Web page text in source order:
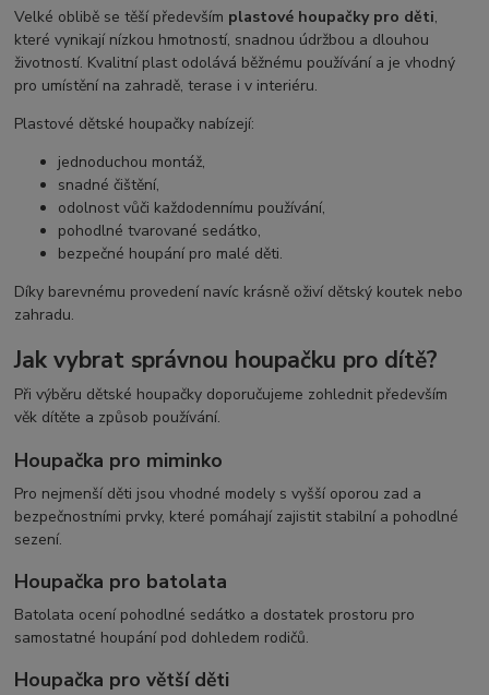
Velké oblibě se těší především plastové houpačky pro děti,
které vynikají nízkou hmotností, snadnou údržbou a dlouhou
životností. Kvalitní plast odolává běžnému používání a je vhodný
pro umístění na zahradě, terase i v interiéru.
Plastové dětské houpačky nabízejí:
jednoduchou montáž,
snadné čištění,
odolnost vůči každodennímu používání,
pohodlné tvarované sedátko,
bezpečné houpání pro malé děti.
Díky barevnému provedení navíc krásně oživí dětský koutek nebo
zahradu.
Jak vybrat správnou houpačku pro dítě?
Při výběru dětské houpačky doporučujeme zohlednit především
věk dítěte a způsob používání.
Houpačka pro miminko
Pro nejmenší děti jsou vhodné modely s vyšší oporou zad a
bezpečnostními prvky, které pomáhají zajistit stabilní a pohodlné
sezení.
Houpačka pro batolata
Batolata ocení pohodlné sedátko a dostatek prostoru pro
samostatné houpání pod dohledem rodičů.
Houpačka pro větší děti